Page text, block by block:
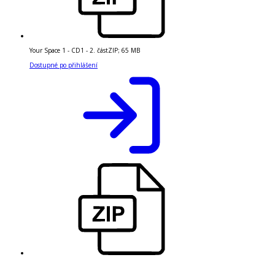
Your Space 1 - CD1 - 2. částZIP; 65 MB
Dostupné po přihlášení